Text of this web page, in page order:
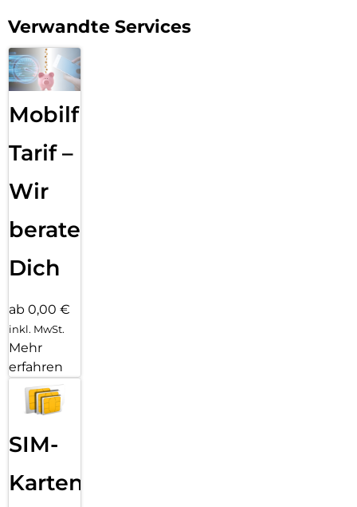
Verwandte Services
Mobilfunk
Tarif –
Wir
beraten
Dich
ab 0,00 €
inkl. MwSt.
Mehr
erfahren
SIM-
Karten